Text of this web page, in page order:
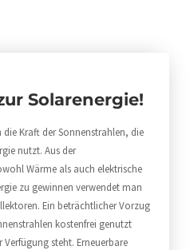
Solarenergie!
Kraft der Sonnenstrahlen, die
nutzt. Aus der
Wärme als auch elektrische
zu gewinnen verwendet man
Ein beträchtlicher Vorzug
kostenfrei genutzt
steht. Erneuerbare